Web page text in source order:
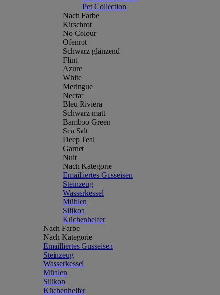
Pet Collection
Nach Farbe
Kirschrot
No Colour
Ofenrot
Schwarz glänzend
Flint
Azure
White
Meringue
Nectar
Bleu Riviera
Schwarz matt
Bamboo Green
Sea Salt
Deep Teal
Garnet
Nuit
Nach Kategorie
Emailliertes Gusseisen
Steinzeug
Wasserkessel
Mühlen
Silikon
Küchenhelfer
Nach Farbe
Nach Kategorie
Emailliertes Gusseisen
Steinzeug
Wasserkessel
Mühlen
Silikon
Küchenhelfer